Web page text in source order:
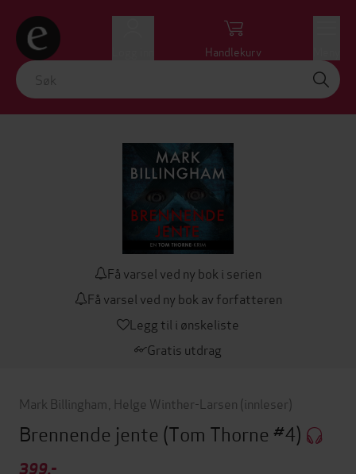
Handlekurv
Få varsel ved ny bok i serien
Få varsel ved ny bok av forfatteren
Legg til i ønskeliste
Gratis utdrag
Mark Billingham Helge Winther-Larsen (innleser)
Brennende jente (Tom Thorne #4)
399,-